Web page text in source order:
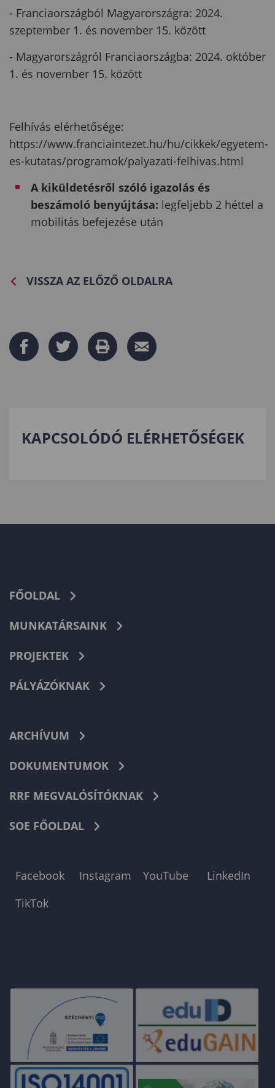
- Franciaországból Magyarországra: 2024.
szeptember 1. és november 15. között
- Magyarországról Franciaországba: 2024. október
1. és november 15. között
Felhívás elérhetősége:
https://www.franciaintezet.hu/hu/cikkek/egyetem-
es-kutatas/programok/palyazati-felhivas.html
A kiküldetésről szóló igazolás és
beszámoló benyújtása: legfeljebb 2 héttel a
mobilitás befejezése után
VISSZA AZ ELŐZŐ OLDALRA
KAPCSOLÓDÓ ELÉRHETŐSÉGEK
FŐOLDAL
MUNKATÁRSAINK
PROJEKTEK
PÁLYÁZÓKNAK
ARCHÍVUM
DOKUMENTUMOK
RRF MEGVALÓSÍTÓKNAK
SOE FŐOLDAL
Facebook Instagram YouTube
LinkedIn
TikTok